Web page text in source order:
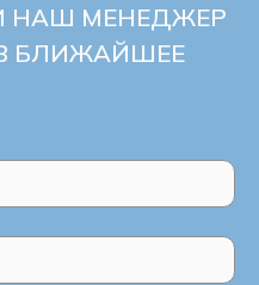
НАШ МЕНЕДЖЕР
БЛИЖАЙШЕЕ